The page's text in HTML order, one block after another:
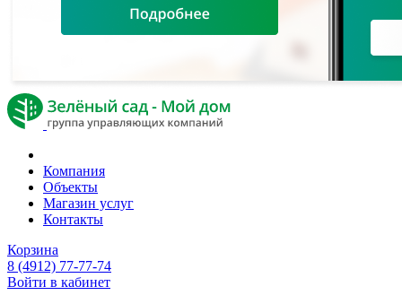
Компания
Объекты
Магазин услуг
Контакты
Корзина
8 (4912) 77-77-74
Войти в кабинет